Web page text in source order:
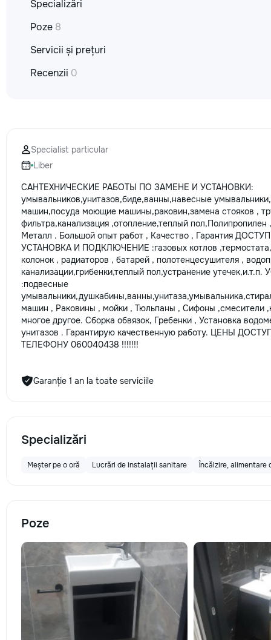
Specializări
Poze 8
Servicii și prețuri
Recenzii 0
Specialist particular
Liber
САНТЕХНИЧЕСКИЕ РАБОТЫ ПО ЗАМЕНЕ И УСТАНОВКИ:
умывальников,унитазов,биде,ванны,навесные
машин,посуда моющие машины,раковин,замена стояков ,
фильтра,канализация ,отопление,теплый
Металл . Большой опыт работ , Качество , Гарантия
УСТАНОВКА И ПОДКЛЮЧЕНИЕ :газовых котлов
колонок , радиаторов , батарей , полотенцесушителя ,
канализации,грибенки,теплый пол,устранение
:подвесные
машин , Раковины , мойки , Тюльпаны , Сифоны ,смесители
многое другое. Сборка обвязок, Гребенки , Установка
унитазов . Гарантирую качественную работу. ЦЕНЫ
ТЕЛЕФОНУ 060040438 !!!!!!!
Garanție 1 an la toate serviciile
Specializări
Meșter pe o oră Lucrări de instalații sanitare Încălzire, alimentare
Poze